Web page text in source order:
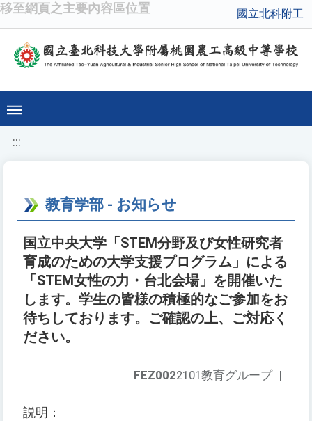
移至網頁之主要內容區位置 國立北科附工
:::
教育学部 - お知らせ
国立中央大学「STEM分野及び女性研究者
育成のための大学支援プログラム」による
「STEM女性の力・台北会場」を開催いた
します。学生の皆様の積極的なご参加をお
待ちしております。ご確認の上、ご対応く
ださい。
FEZ0022101教育グループ |
説明：